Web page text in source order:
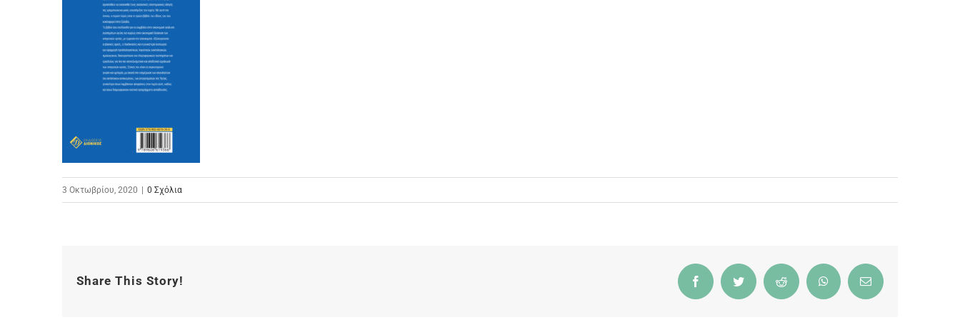
3 Οκτωβρίου, 2020 0 Σχόλια
Share This Story! FacebookTwitter Reddit WhatsAppEmail